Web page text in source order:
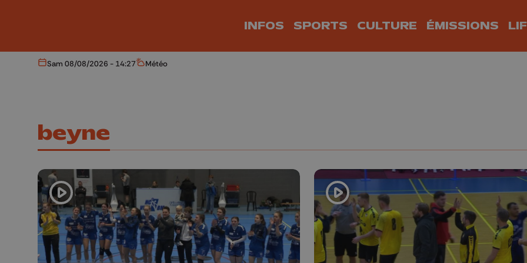
INFOS SPORTS CULTURE ÉMISSIONS
Aujourd'hui
Sam 08/08/2026 - 14:27 Météo
Météo
beyne